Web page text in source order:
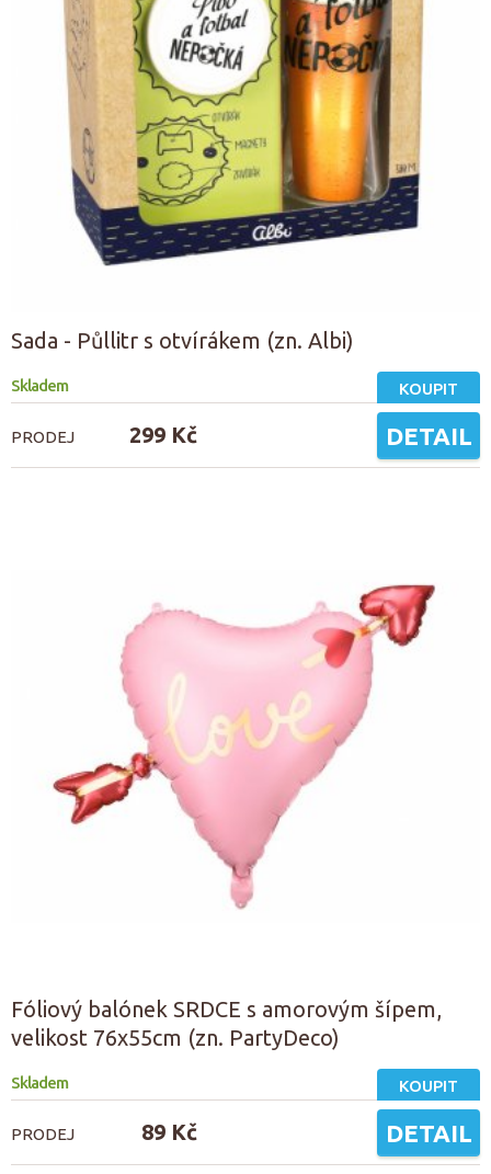
Sada - Půllitr s otvírákem (zn. Albi)
Skladem KOUPIT
PRODEJ 299 Kč DETAIL
Fóliový balónek SRDCE s amorovým šípem,
velikost 76x55cm (zn. PartyDeco)
Skladem KOUPIT
PRODEJ 89 Kč DETAIL